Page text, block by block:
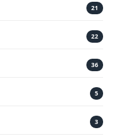
21
22
36
5
3